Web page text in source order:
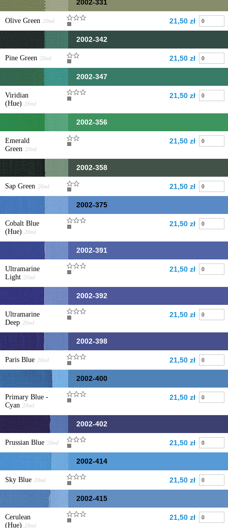
2002-331
Olive Green 20ml 21,50 zł
2002-342
Pine Green 20ml 21,50 zł
2002-347
Viridian
(Hue) 20ml
21,50 zł
2002-356
Emerald
Green 20ml
21,50 zł
2002-358
Sap Green 20ml 21,50 zł
2002-375
Cobalt Blue
(Hue) 20ml
21,50 zł
2002-391
Ultramarine
Light 20ml
21,50 zł
2002-392
Ultramarine
Deep 20ml
21,50 zł
2002-398
Paris Blue 20ml 21,50 zł
2002-400
Primary Blue -
Cyan 20ml
21,50 zł
2002-402
Prussian Blue 20ml 21,50 zł
2002-414
Sky Blue 20ml 21,50 zł
2002-415
Cerulean
(Hue) 20ml
21,50 zł